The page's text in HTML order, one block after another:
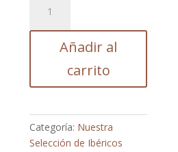
Bellota
peso
5,000
Añadir al
carrito
Categoría: Nuestra
Selección de Ibéricos